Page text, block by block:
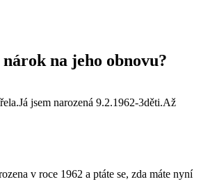
na jeho obnovu?
jsem narozená 9.2.1962-3děti.Až
v roce 1962 a ptáte se, zda máte nyní